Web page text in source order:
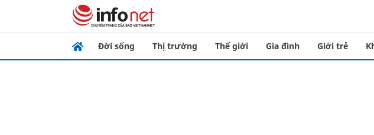
Đời sống Thị trường Thế giới Gia đình Giới trẻ